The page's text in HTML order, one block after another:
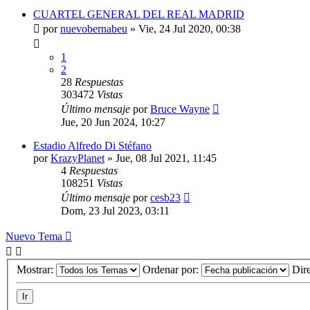
CUARTEL GENERAL DEL REAL MADRID
pornuevobernabeu » Vie, 24 Jul 2020, 00:38
1
2
28 Respuestas
303472 Vistas
Último mensaje porBruce Wayne
Jue, 20 Jun 2024, 10:27
Estadio Alfredo Di Stéfano
porKrazyPlanet » Jue, 08 Jul 2021, 11:45
4 Respuestas
108251 Vistas
Último mensaje porcesb23
Dom, 23 Jul 2023, 03:11
Nuevo Tema
Mostrar: Ordenar por: